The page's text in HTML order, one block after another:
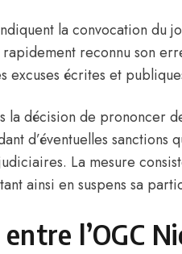
la convocation du
rapidement reconnu son
excuses écrites et
la décision de prononcer
d’éventuelles
La mesure
ainsi en suspens sa
l’OGC